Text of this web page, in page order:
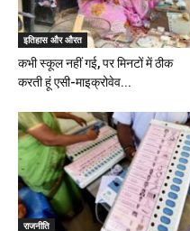
इतिहास और औरत
कभी स्कूल नहीं गई, पर मिनटों में ठीक
करती हूं एसी-माइक्रोवेव...
राजनीति